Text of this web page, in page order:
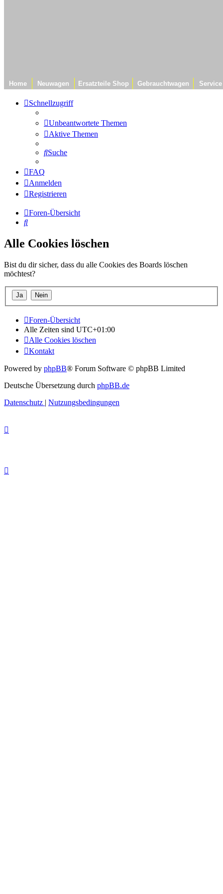
Home Neuwagen Ersatzteile Shop Gebrauchtwagen Service
Schnellzugriff
Unbeantwortete Themen
Aktive Themen
Suche
FAQ
Anmelden
Registrieren
Foren-Übersicht
Suche
Alle Cookies löschen
Bist du dir sicher, dass du alle Cookies des Boards löschen
möchtest?
Foren-Übersicht
Alle Zeiten sind UTC+01:00
Alle Cookies löschen
Kontakt
Powered by phpBB® Forum Software © phpBB Limited
Deutsche Übersetzung durch phpBB.de
Datenschutz | Nutzungsbedingungen